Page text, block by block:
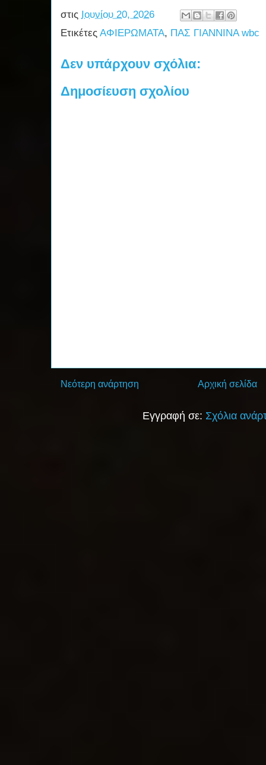
στις Ιουνίου 20, 2026
Ετικέτες ΑΦΙΕΡΩΜΑΤΑ, ΠΑΣ ΓΙΑΝΝΙΝΑ wbc
Δεν υπάρχουν σχόλια:
Δημοσίευση σχολίου
Νεότερη ανάρτηση Αρχική σελίδα
Εγγραφή σε: Σχόλια